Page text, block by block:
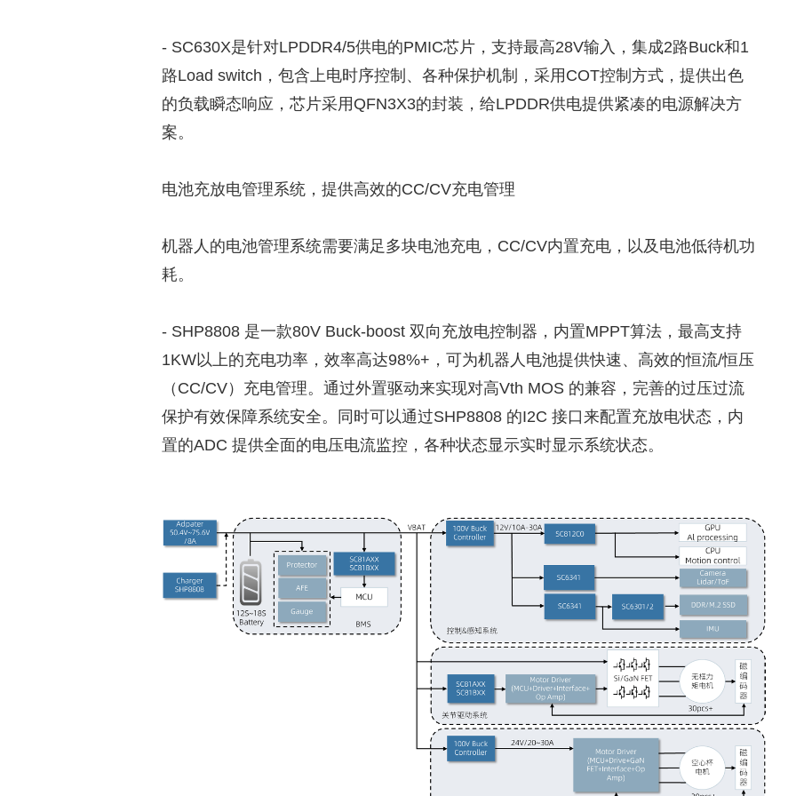
- SC630X是针对LPDDR4/5供电的PMIC芯片，支持最高28V输入，集成2路Buck和1
路Load switch，包含上电时序控制、各种保护机制，采用COT控制方式，提供出色
的负载瞬态响应，芯片采用QFN3X3的封装，给LPDDR供电提供紧凑的电源解决方
案。
电池充放电管理系统，提供高效的CC/CV充电管理
机器人的电池管理系统需要满足多块电池充电，CC/CV内置充电，以及电池低待机功
耗。
- SHP8808 是一款80V Buck-boost 双向充放电控制器，内置MPPT算法，最高支持
1KW以上的充电功率，效率高达98%+，可为机器人电池提供快速、高效的恒流/恒压
（CC/CV）充电管理。通过外置驱动来实现对高Vth MOS 的兼容，完善的过压过流
保护有效保障系统安全。同时可以通过SHP8808 的I2C 接口来配置充放电状态，内
置的ADC 提供全面的电压电流监控，各种状态显示实时显示系统状态。